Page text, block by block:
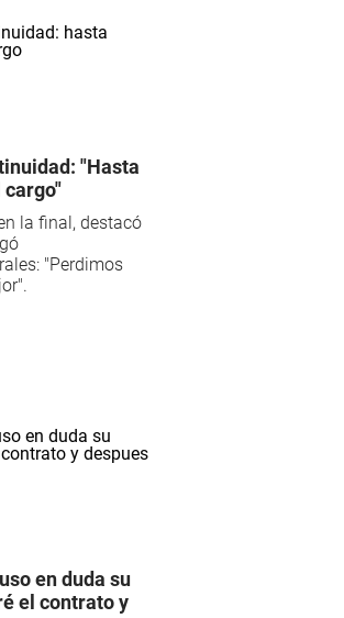
"Hasta
la final, destacó
"Perdimos
en duda su
el contrato y